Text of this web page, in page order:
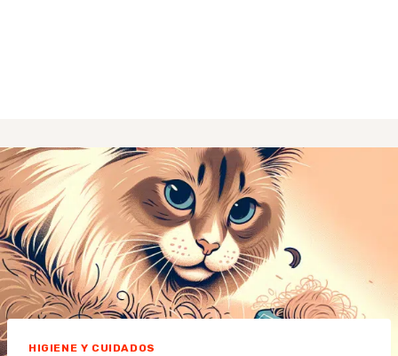
HIGIENE Y CUIDADOS